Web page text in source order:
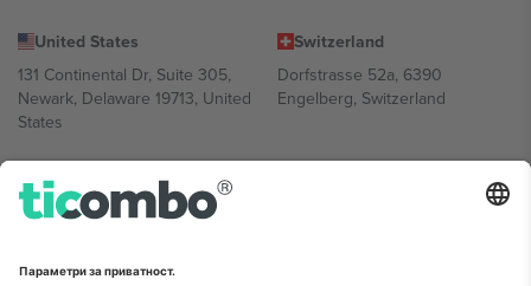
United States
131 Continental Dr, Suite 305,
Newark, Delaware 19713, United
States
Switzerland
Dorfstrasse 52a, 6390
Engelberg, Switzerland
Bulgaria
Regus Sofia City West, bul
UAE Dubai Silicon Oasis, DDP